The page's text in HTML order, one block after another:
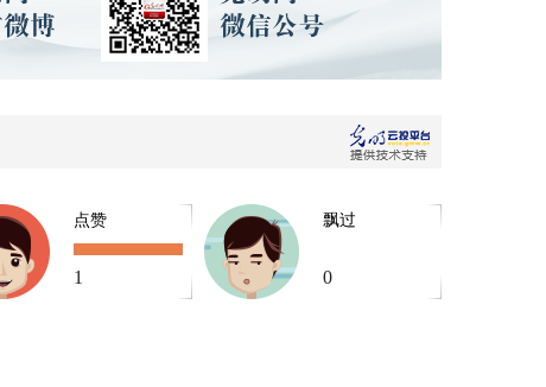
点赞
1
飘过
0